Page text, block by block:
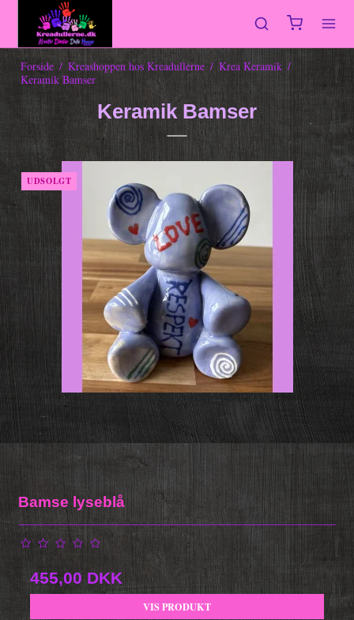
Forside / Kreashoppen hos Kreadullerne / Krea Keramik /
Keramik Bamser
Keramik Bamser
UDSOLGT
Bamse lyseblå
455,00 DKK
VIS PRODUKT